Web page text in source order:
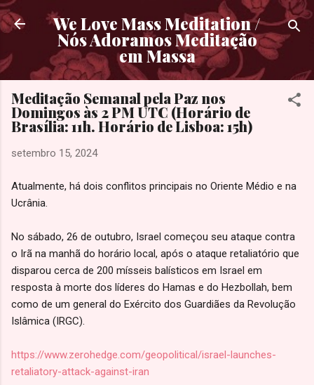
Pular para o conteúdo principal
We Love Mass Meditation /
Nós Adoramos Meditação
em Massa
Meditação Semanal pela Paz nos
Domingos às 2 PM UTC (Horário de
Brasília: 11h. Horário de Lisboa: 15h)
setembro 15, 2024
Atualmente, há dois conflitos principais no Oriente Médio e na
Ucrânia.
No sábado, 26 de outubro, Israel começou seu ataque contra
o Irã na manhã do horário local, após o ataque retaliatório que
disparou cerca de 200 mísseis balísticos em Israel em
resposta à morte dos líderes do Hamas e do Hezbollah, bem
como de um general do Exército dos Guardiães da Revolução
Islâmica (IRGC).
https://www.zerohedge.com/geopolitical/israel-launches-
retaliatory-attack-against-iran